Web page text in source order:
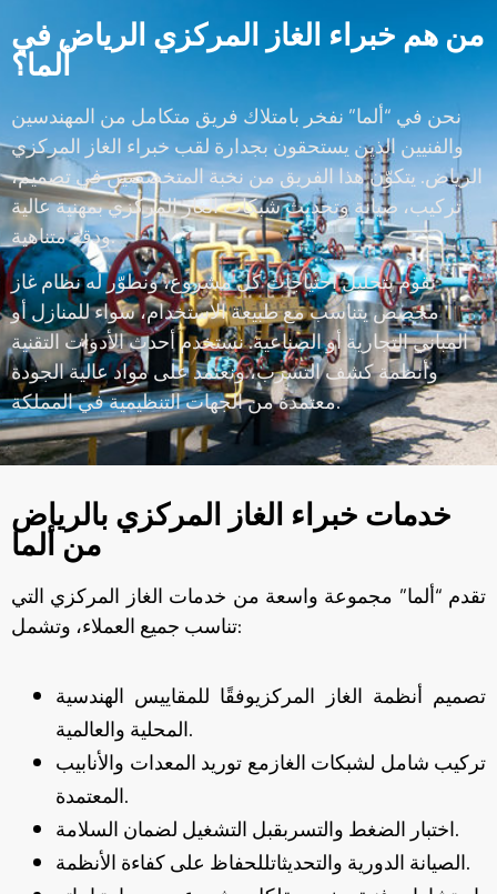
من هم خبراء الغاز المركزي الرياض في
ألما؟
نحن في “ألما” نفخر بامتلاك فريق متكامل من المهندسين
والفنيين الذين يستحقون بجدارة لقب خبراء الغاز المركزي
الرياض. يتكوّن هذا الفريق من نخبة المتخصصين في تصميم،
تركيب، صيانة وتحديث شبكات الغاز المركزي بمهنية عالية
ودقة متناهية.
نقوم بتحليل احتياجات كل مشروع، ونطوّر له نظام غاز
مخصص يتناسب مع طبيعة الاستخدام، سواء للمنازل أو
المباني التجارية أو الصناعية. نستخدم أحدث الأدوات التقنية
وأنظمة كشف التسرب، ونعتمد على مواد عالية الجودة
معتمدة من الجهات التنظيمية في المملكة.
خدمات خبراء الغاز المركزي بالرياض
من ألما
تقدم “ألما” مجموعة واسعة من خدمات الغاز المركزي التي
تناسب جميع العملاء، وتشمل:
تصميم أنظمة الغاز المركزيوفقًا للمقاييس الهندسية
المحلية والعالمية.
تركيب شامل لشبكات الغازمع توريد المعدات والأنابيب
المعتمدة.
اختبار الضغط والتسربقبل التشغيل لضمان السلامة.
الصيانة الدورية والتحديثاتللحفاظ على كفاءة الأنظمة.